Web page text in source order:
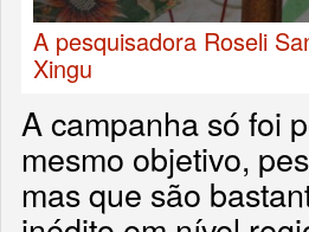
A pesquisadora Roseli
Xingu
A campanha só foi
mesmo objetivo,
mas que são